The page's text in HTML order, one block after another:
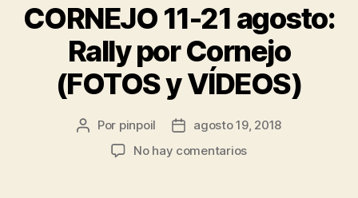
CORNEJO 11-21 agosto:
Rally por Cornejo
(FOTOS y VÍDEOS)
Por pinpoil
agosto 19, 2018
No hay comentarios